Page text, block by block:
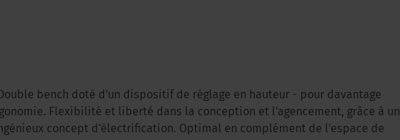
Double bench doté d'un dispositif de réglage en hauteur - pour davantage
Flexibilité et liberté dans la conception et l'agencement, grâce à un
concept d'électrification. Optimal en complément de l'espace de